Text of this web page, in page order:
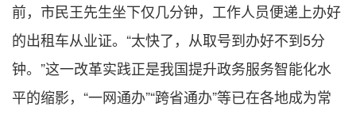
前，市民王先生坐下仅几分钟，工作人员便递上办好
的出租车从业证。“太快了，从取号到办好不到5分
钟。”这一改革实践正是我国提升政务服务智能化水
平的缩影，“一网通办”“跨省通办”等已在各地成为常